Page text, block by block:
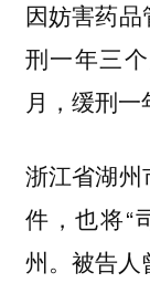
因妨害药
刑一年三
月，缓刑一
浙江省湖
件，也将“
州。被告人